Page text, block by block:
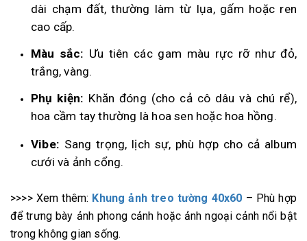
dài chạm đất, thường làm từ lụa, gấm hoặc ren
cao cấp.
Màu sắc: Ưu tiên các gam màu rực rỡ như đỏ,
trắng, vàng.
Phụ kiện: Khăn đóng (cho cả cô dâu và chú rể),
hoa cầm tay thường là hoa sen hoặc hoa hồng.
Vibe: Sang trọng, lịch sự, phù hợp cho cả album
cưới và ảnh cổng.
>>>> Xem thêm: Khung ảnh treo tường 40x60 – Phù hợp
để trưng bày ảnh phong cảnh hoặc ảnh ngoại cảnh nổi bật
trong không gian sống.